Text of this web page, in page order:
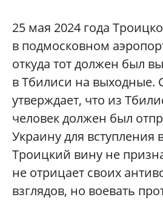
25 мая 2024 года
в подмосковном
откуда тот должен был
в Тбилиси на выходные.
утверждает, что из
человек должен был
Украину для вступления
Троицкий вину не
не отрицает своих
взглядов, но воевать